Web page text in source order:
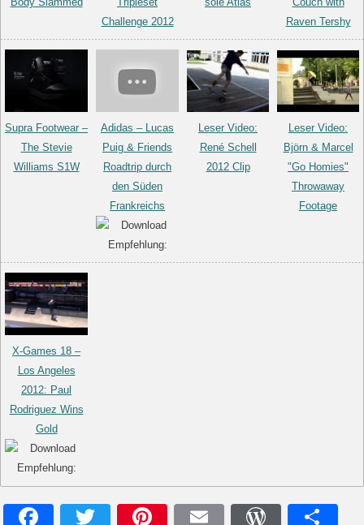
Challenge 2012
Raven Tershy
Supra Footwear –
The Stevie
Williams S1W
Adidas – Lucas
Puig & Friends
Roadtrip durch
den Süden
Frankreichs
Leser Video:
René Schell
2012 Clip
Leser Video:
Björn & Marcel
"Go Homies"
Throwaway
Footage
X-Games 18 –
Los Angeles
2012: Paul
Rodriguez Wins
Gold